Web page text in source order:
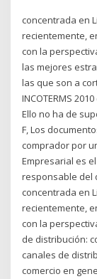
concentrada en
recientemente,
con la
las mejores
las que son a
INCOTERMS
Ello no ha de
F, Los
comprador por
Empresarial es
responsable del
concentrada en
recientemente,
con la
de distribución:
canales de
comercio en